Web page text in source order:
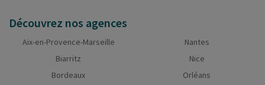
Découvrez nos agences
Aix-en-Provence-Marseille
Biarritz
Bordeaux
Nantes
Nice
Orléans